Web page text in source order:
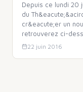
Depuis ce lundi 20
du
cr&eacute;er un
retrouverez ci-
22 juin 2016